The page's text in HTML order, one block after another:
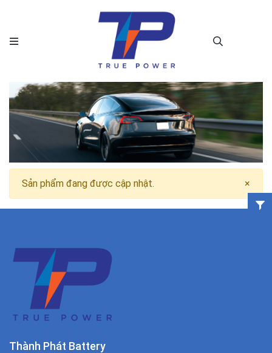
×
Sản phẩm đang được cập nhật.
Thành Phát Battery